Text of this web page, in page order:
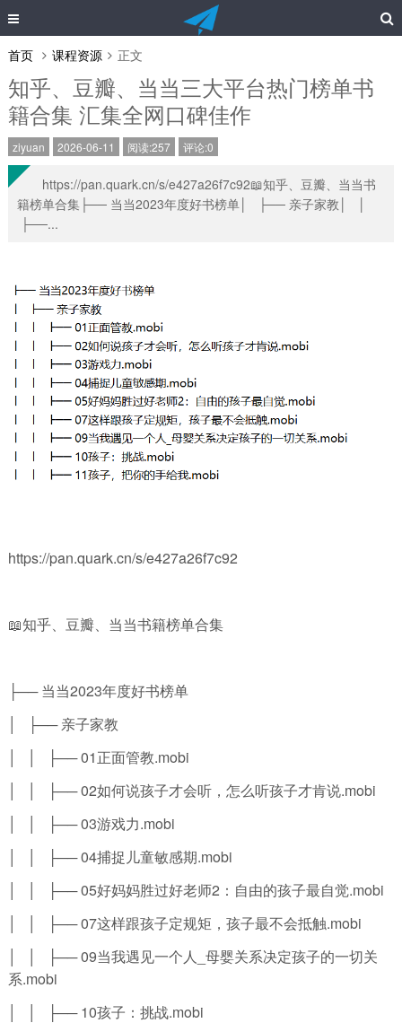
首页 课程资源 正文
知乎、豆瓣、当当三大平台热门榜单书
籍合集 汇集全网口碑佳作
ziyuan 2026-06-11 阅读:257 评论:0
https://pan.quark.cn/s/e427a26f7c92📖知乎、豆瓣、当当书
籍榜单合集├── 当当2023年度好书榜单│ ├── 亲子家教│ │
├──...
https://pan.quark.cn/s/e427a26f7c92
📖知乎、豆瓣、当当书籍榜单合集
├── 当当2023年度好书榜单
│ ├── 亲子家教
│ │ ├── 01正面管教.mobi
│ │ ├── 02如何说孩子才会听，怎么听孩子才肯说.mobi
│ │ ├── 03游戏力.mobi
│ │ ├── 04捕捉儿童敏感期.mobi
│ │ ├── 05好妈妈胜过好老师2：自由的孩子最自觉.mobi
│ │ ├── 07这样跟孩子定规矩，孩子最不会抵触.mobi
│ │ ├── 09当我遇见一个人_母婴关系决定孩子的一切关
系.mobi
│ │ ├── 10孩子：挑战.mobi